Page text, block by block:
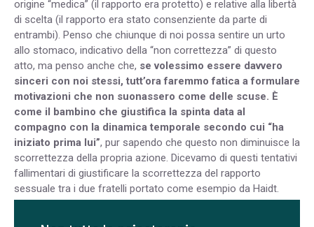
origine “medica” (il rapporto era protetto) e relative alla libertà
di scelta (il rapporto era stato consenziente da parte di
entrambi). Penso che chiunque di noi possa sentire un urto
allo stomaco, indicativo della “non correttezza” di questo
atto, ma penso anche che, se volessimo essere davvero
sinceri con noi stessi, tutt’ora faremmo fatica a formulare
motivazioni che non suonassero come delle scuse. È
come il bambino che giustifica la spinta data al
compagno con la dinamica temporale secondo cui “ha
iniziato prima lui”, pur sapendo che questo non diminuisce la
scorrettezza della propria azione. Dicevamo di questi tentativi
fallimentari di giustificare la scorrettezza del rapporto
sessuale tra i due fratelli portato come esempio da Haidt.